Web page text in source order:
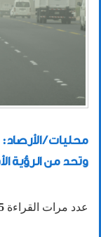
محليات / الأرصاد:
وتحد من الرؤية
عدد مرات القراءة